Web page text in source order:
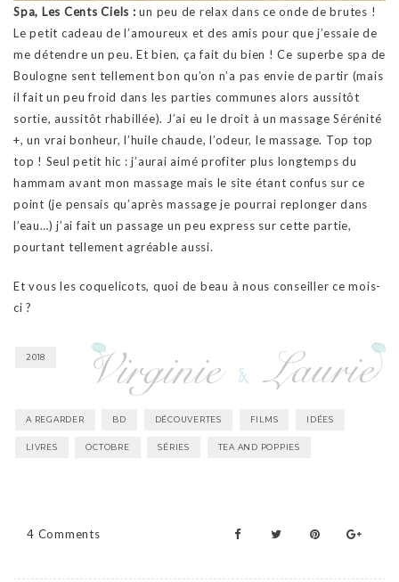
Spa, Les Cents Ciels :un peu de relax dans ce onde de brutes !
Le petit cadeau de l’amoureux et des amis pour que j’essaie de
me détendre un peu. Et bien, ça fait du bien ! Ce superbe spa de
Boulogne sent tellement bon qu’on n’a pas envie de partir (mais
il fait un peu froid dans les parties communes alors aussitôt
sortie, aussitôt rhabillée). J’ai eu le droit à un massage Sérénité
+, un vrai bonheur, l’huile chaude, l’odeur, le massage. Top top
top ! Seul petit hic : j’aurai aimé profiter plus longtemps du
hammam avant mon massage mais le site étant confus sur ce
point (je pensais qu’après massage je pourrai replonger dans
l’eau…) j’ai fait un passage un peu express sur cette partie,
pourtant tellement agréable aussi.
Et vous les coquelicots, quoi de beau à nous conseiller ce mois-
ci ?
2018
A REGARDER BD DÉCOUVERTES FILMS IDÉES
LIVRES OCTOBRE SÉRIES TEA AND POPPIES
4 Comments